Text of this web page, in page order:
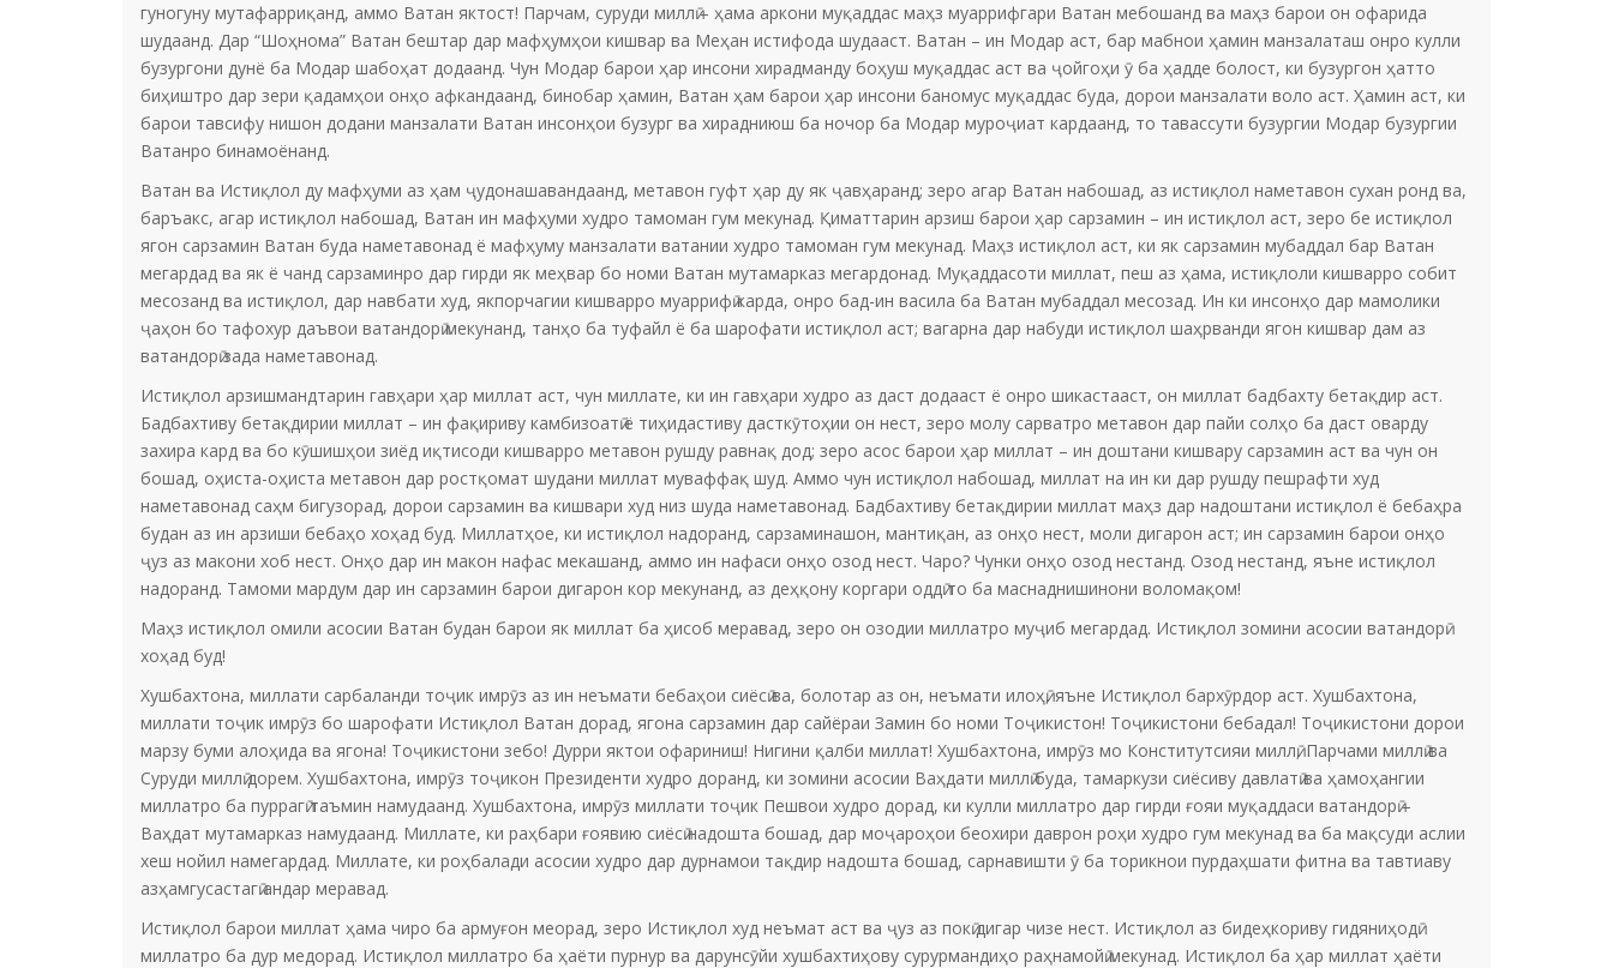
гуногуну мутафарриқанд, аммо Ватан яктост! Парчам, суруди миллӣ – ҳама аркони муқаддас маҳз муаррифгари Ватан мебошанд ва маҳз барои он офарида
шудаанд. Дар “Шоҳнома” Ватан бештар дар мафҳумҳои кишвар ва Меҳан истифода шудааст. Ватан – ин Модар аст, бар мабнои ҳамин манзалаташ онро кулли
бузургони дунё ба Модар шабоҳат додаанд. Чун Модар барои ҳар инсони хирадманду боҳуш муқаддас аст ва ҷойгоҳи ӯ ба ҳадде болост, ки бузургон ҳатто
биҳиштро дар зери қадамҳои онҳо афкандаанд, бинобар ҳамин, Ватан ҳам барои ҳар инсони баномус муқаддас буда, дорои манзалати воло аст. Ҳамин аст, ки
барои тавсифу нишон додани манзалати Ватан инсонҳои бузург ва хирадниюш ба ночор ба Модар муроҷиат кардаанд, то тавассути бузургии Модар бузургии
Ватанро бинамоёнанд.
Ватан ва Истиқлол ду мафҳуми аз ҳам ҷудонашавандаанд, метавон гуфт ҳар ду як ҷавҳаранд; зеро агар Ватан набошад, аз истиқлол наметавон сухан ронд ва,
баръакс, агар истиқлол набошад, Ватан ин мафҳуми худро тамоман гум мекунад. Қиматтарин арзиш барои ҳар сарзамин – ин истиқлол аст, зеро бе истиқлол
ягон сарзамин Ватан буда наметавонад ё мафҳуму манзалати ватании худро тамоман гум мекунад. Маҳз истиқлол аст, ки як сарзамин мубаддал бар Ватан
мегардад ва як ё чанд сарзаминро дар гирди як меҳвар бо номи Ватан мутамарказ мегардонад. Муқаддасоти миллат, пеш аз ҳама, истиқлоли кишварро собит
месозанд ва истиқлол, дар навбати худ, якпорчагии кишварро муаррифӣ карда, онро бад-ин васила ба Ватан мубаддал месозад. Ин ки инсонҳо дар мамолики
ҷаҳон бо тафохур даъвои ватандорӣ мекунанд, танҳо ба туфайл ё ба шарофати истиқлол аст; вагарна дар набуди истиқлол шаҳрванди ягон кишвар дам аз
ватандорӣ зада наметавонад.
Истиқлол арзишмандтарин гавҳари ҳар миллат аст, чун миллате, ки ин гавҳари худро аз даст додааст ё онро шикастааст, он миллат бадбахту бетақдир аст.
Бадбахтиву бетақдирии миллат – ин фақириву камбизоатӣ ё тиҳидастиву дасткӯтоҳии он нест, зеро молу сарватро метавон дар пайи солҳо ба даст оварду
захира кард ва бо кӯшишҳои зиёд иқтисоди кишварро метавон рушду равнақ дод; зеро асос барои ҳар миллат – ин доштани кишвару сарзамин аст ва чун он
бошад, оҳиста-оҳиста метавон дар ростқомат шудани миллат муваффақ шуд. Аммо чун истиқлол набошад, миллат на ин ки дар рушду пешрафти худ
наметавонад саҳм бигузорад, дорои сарзамин ва кишвари худ низ шуда наметавонад. Бадбахтиву бетақдирии миллат маҳз дар надоштани истиқлол ё бебаҳра
будан аз ин арзиши бебаҳо хоҳад буд. Миллатҳое, ки истиқлол надоранд, сарзаминашон, мантиқан, аз онҳо нест, моли дигарон аст; ин сарзамин барои онҳо
ҷуз аз макони хоб нест. Онҳо дар ин макон нафас мекашанд, аммо ин нафаси онҳо озод нест. Чаро? Чунки онҳо озод нестанд. Озод нестанд, яъне истиқлол
надоранд. Тамоми мардум дар ин сарзамин барои дигарон кор мекунанд, аз деҳқону коргари оддӣ то ба маснаднишинони воломақом!
Маҳз истиқлол омили асосии Ватан будан барои як миллат ба ҳисоб меравад, зеро он озодии миллатро муҷиб мегардад. Истиқлол зомини асосии ватандорӣ
хоҳад буд!
Хушбахтона, миллати сарбаланди тоҷик имрӯз аз ин неъмати бебаҳои сиёсӣ ва, болотар аз он, неъмати илоҳӣ, яъне Истиқлол бархӯрдор аст. Хушбахтона,
миллати тоҷик имрӯз бо шарофати Истиқлол Ватан дорад, ягона сарзамин дар сайёраи Замин бо номи Тоҷикистон! Тоҷикистони бебадал! Тоҷикистони дорои
марзу буми алоҳида ва ягона! Тоҷикистони зебо! Дурри яктои офариниш! Нигини қалби миллат! Хушбахтона, имрӯз мо Конститутсияи миллӣ, Парчами миллӣ ва
Суруди миллӣ дорем. Хушбахтона, имрӯз тоҷикон Президенти худро доранд, ки зомини асосии Ваҳдати миллӣ буда, тамаркузи сиёсиву давлатӣ ва ҳамоҳангии
миллатро ба пуррагӣ таъмин намудаанд. Хушбахтона, имрӯз миллати тоҷик Пешвои худро дорад, ки кулли миллатро дар гирди ғояи муқаддаси ватандорӣ –
Ваҳдат мутамарказ намудаанд. Миллате, ки раҳбари ғоявию сиёсӣ надошта бошад, дар моҷароҳои беохири даврон роҳи худро гум мекунад ва ба мақсуди аслии
хеш нойил намегардад. Миллате, ки роҳбалади асосии худро дар дурнамои тақдир надошта бошад, сарнавишти ӯ ба торикнои пурдаҳшати фитна ва тавтиаву
азҳамгусастагӣ андар меравад.
Истиқлол барои миллат ҳама чиро ба армуғон меорад, зеро Истиқлол худ неъмат аст ва ҷуз аз покӣ дигар чизе нест. Истиқлол аз бидеҳкориву гидяниҳодӣ
миллатро ба дур медорад. Истиқлол миллатро ба ҳаёти пурнур ва дарунсӯйи хушбахтиҳову сурурмандиҳо раҳнамойӣ мекунад. Истиқлол ба ҳар миллат ҳаёти